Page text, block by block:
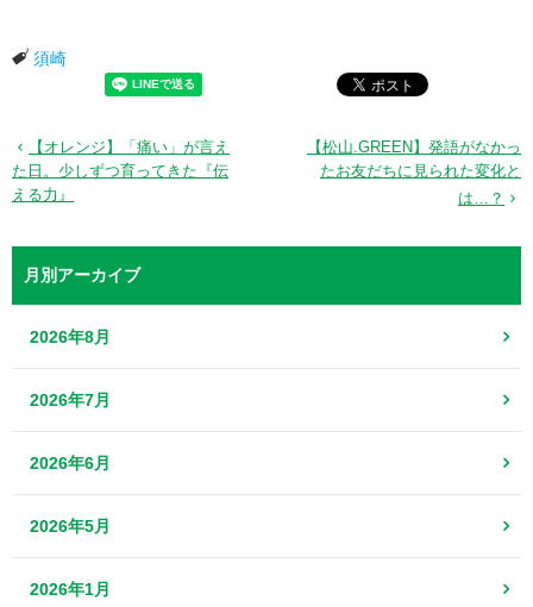
須崎
【オレンジ】「痛い」が言え
た日。少しずつ育ってきた『伝
える力』
【松山.GREEN】発語がなかっ
たお友だちに見られた変化と
は…？
月別アーカイブ
2026年8月
2026年7月
2026年6月
2026年5月
2026年1月